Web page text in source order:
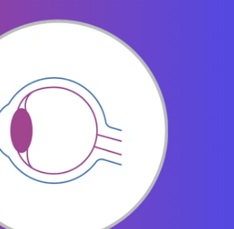
ثقب الشبكية في العين